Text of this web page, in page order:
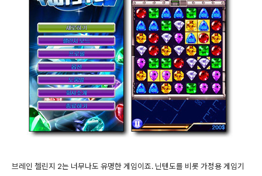
브레인 첼린지 2는 너무나도 유명한 게임이죠. 닌텐도를 비롯 가정용 게임기